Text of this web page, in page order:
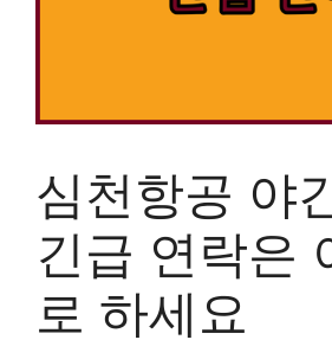
심천항공 야
긴급 연락은
로 하세요